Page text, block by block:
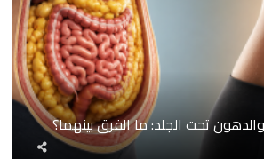
تحت الجلد: ما الفرق بينهما؟
شارك